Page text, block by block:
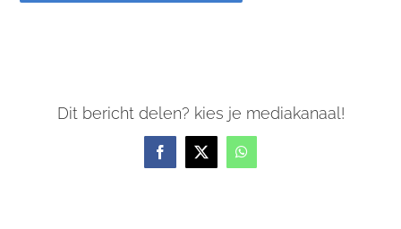
Dit bericht delen? kies je mediakanaal!
Facebook
X WhatsApp